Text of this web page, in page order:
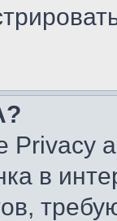
Privacy
в